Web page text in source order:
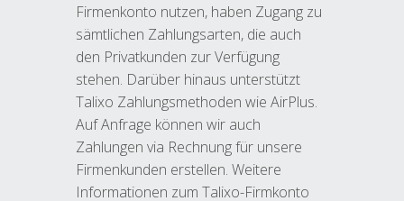
Firmenkonto nutzen, haben Zugang zu
sämtlichen Zahlungsarten, die auch
den Privatkunden zur Verfügung
stehen. Darüber hinaus unterstützt
Talixo Zahlungsmethoden wie AirPlus.
Auf Anfrage können wir auch
Zahlungen via Rechnung für unsere
Firmenkunden erstellen. Weitere
Informationen zum Talixo-Firmkonto